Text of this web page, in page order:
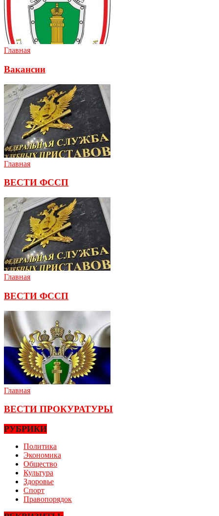
Главная
Вакансии
Главная
ВЕСТИ ФССП
Главная
ВЕСТИ ФССП
Главная
ВЕСТИ ПРОКУРАТУРЫ
РУБРИКИ
Политика
Экономика
Общество
Культура
Здоровье
Спорт
Правопорядок